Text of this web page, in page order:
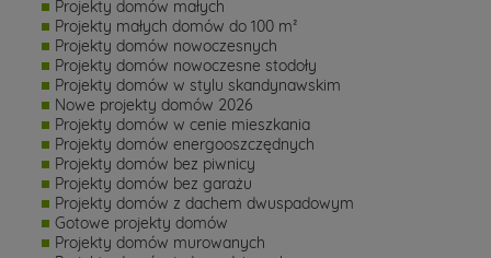
Projekty domów małych
Projekty małych domów do 100 m²
Projekty domów nowoczesnych
Projekty domów nowoczesne stodoły
Projekty domów w stylu skandynawskim
Nowe projekty domów 2026
Projekty domów w cenie mieszkania
Projekty domów energooszczędnych
Projekty domów bez piwnicy
Projekty domów bez garażu
Projekty domów z dachem dwuspadowym
Gotowe projekty domów
Projekty domów murowanych